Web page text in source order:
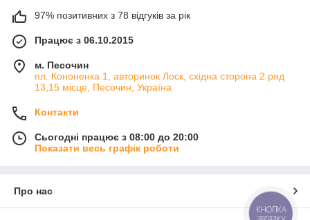
97% позитивних з 78 відгуків за рік
Працює з 06.10.2015
м. Песочин
пл. Кононенка 1, авторинок Лоск, східна сторона 2 ряд
13,15 місце, Песочин, Україна
Контакти
Сьогодні працює з 08:00 до 20:00
Показати весь графік роботи
Про нас
КНОПКА